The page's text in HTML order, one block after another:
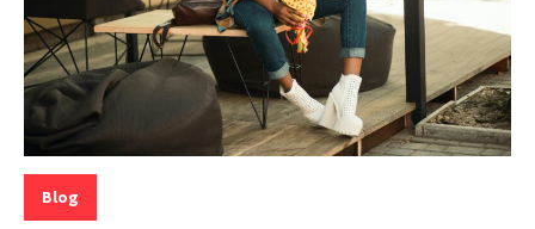
Categorias:
Blog